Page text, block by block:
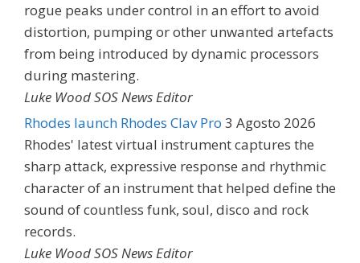
rogue peaks under control in an effort to avoid
distortion, pumping or other unwanted artefacts
from being introduced by dynamic processors
during mastering.
Luke Wood SOS News Editor
Rhodes launch Rhodes Clav Pro 3 Agosto 2026
Rhodes' latest virtual instrument captures the
sharp attack, expressive response and rhythmic
character of an instrument that helped define the
sound of countless funk, soul, disco and rock
records.
Luke Wood SOS News Editor